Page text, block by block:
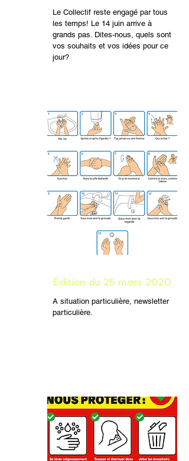
Le Collectif reste engagé par tous
les temps! Le 14 juin arrive à
grands pas. Dites-nous, quels sont
vos souhaits et vos idées pour ce
jour?
Édition du 25 mars 2020
A situation particulière, newsletter
particulière.